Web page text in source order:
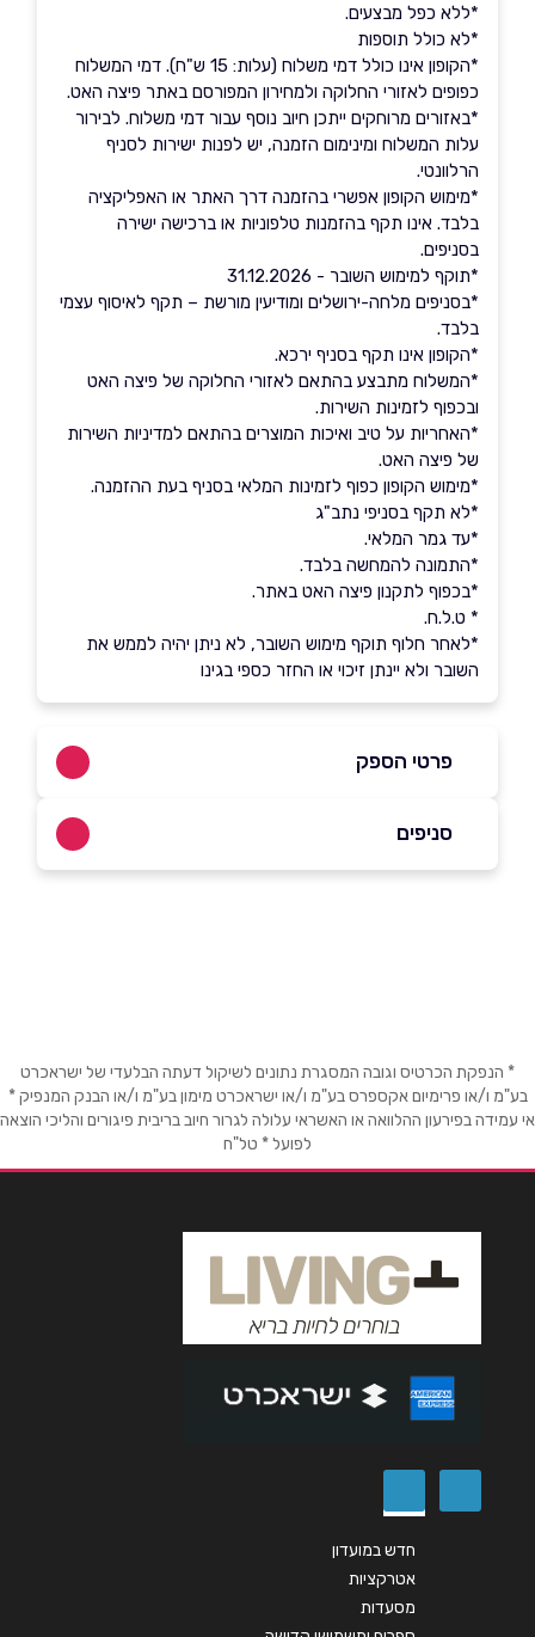
*ללא כפל מבצעים.
*לא כולל תוספות
*הקופון אינו כולל דמי משלוח (עלות: 15 ש"ח). דמי המשלוח
כפופים לאזורי החלוקה ולמחירון המפורסם באתר פיצה האט.
*באזורים מרוחקים ייתכן חיוב נוסף עבור דמי משלוח. לבירור
עלות המשלוח ומינימום הזמנה, יש לפנות ישירות לסניף
הרלוונטי.
*מימוש הקופון אפשרי בהזמנה דרך האתר או האפליקציה
בלבד. אינו תקף בהזמנות טלפוניות או ברכישה ישירה
בסניפים.
*תוקף למימוש השובר - 31.12.2026
*בסניפים מלחה-ירושלים ומודיעין מורשת – תקף לאיסוף עצמי
בלבד.
*הקופון אינו תקף בסניף ירכא.
*המשלוח מתבצע בהתאם לאזורי החלוקה של פיצה האט
ובכפוף לזמינות השירות.
*האחריות על טיב ואיכות המוצרים בהתאם למדיניות השירות
של פיצה האט.
*מימוש הקופון כפוף לזמינות המלאי בסניף בעת ההזמנה.
*לא תקף בסניפי נתב"ג
*עד גמר המלאי.
*התמונה להמחשה בלבד.
*בכפוף לתקנון פיצה האט באתר.
* ט.ל.ח.
*לאחר חלוף תוקף מימוש השובר, לא ניתן יהיה לממש את
השובר ולא יינתן זיכוי או החזר כספי בגינו
פרטי הספק
1-700-50-60-70
אימייל*
הודעה*
סניפים
אור עקיבא
קניון אורות שדרות הנשיא וייצמן 1
1-700-50-60-70
1-700-50-60-70
* הנפקת הכרטיס וגובה המסגרת נתונים לשיקול דעתה הבלעדי של ישראכרט
בע"מ ו/או פרימיום אקספרס בע"מ ו/או ישראכרט מימון בע"מ ו/או הבנק המנפיק *
אי עמידה בפירעון ההלוואה או האשראי עלולה לגרור חיוב בריבית פיגורים והליכי הוצאה
לפועל * טל"ח
חדש במועדון
אטרקציות
מסעדות